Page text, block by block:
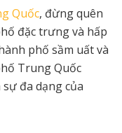
Quốc, đừng quên
đặc trưng và hấp
phố sầm uất và
Trung Quốc
đa dạng của